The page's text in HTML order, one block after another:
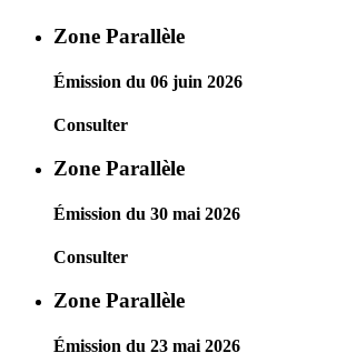
Zone Parallèle
Émission du 06 juin 2026
Consulter
Zone Parallèle
Émission du 30 mai 2026
Consulter
Zone Parallèle
Émission du 23 mai 2026